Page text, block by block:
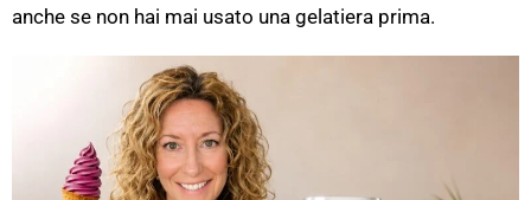
anche se non hai mai usato una gelatiera prima.